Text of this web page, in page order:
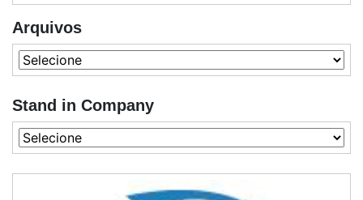
Arquivos
Stand in Company